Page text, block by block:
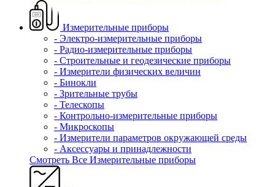
Измерительные приборы
- Электро-измерительные приборы
- Радио-измерительные приборы
- Строительные и геодезические приборы
- Измерители физических величин
- Бинокли
- Зрительные трубы
- Телескопы
- Контрольно-измерительные приборы
- Микроскопы
- Измерители параметров окружающей среды
- Аксессуары и принадлежности
Смотреть Все Измерительные приборы